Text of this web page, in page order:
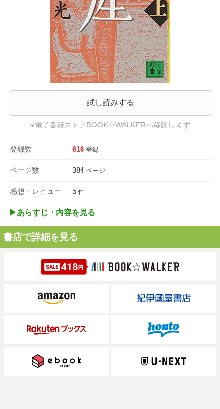
試し読みする
※電子書籍ストアBOOK☆WALKERへ移動します
登録数 616 登録
ページ数 384 ページ
感想・レビュー 5 件
▶︎あらすじ・内容を見る
書店で詳細を見る